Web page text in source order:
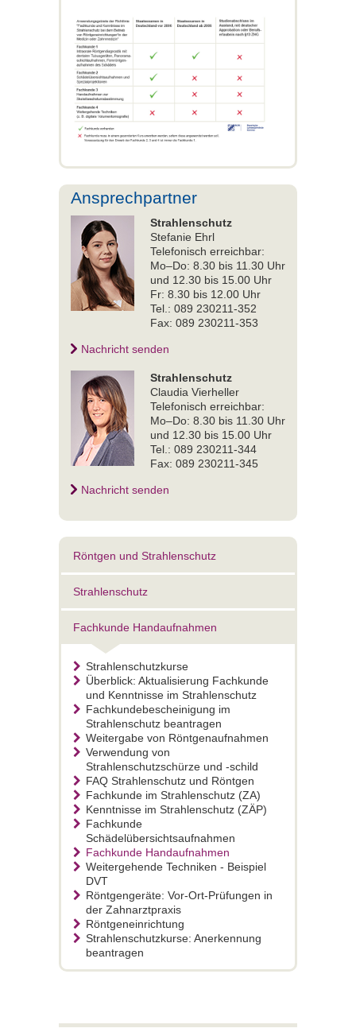
Ansprechpartner
Strahlenschutz
Stefanie Ehrl
Telefonisch erreichbar:
Mo–Do: 8.30 bis 11.30 Uhr
und 12.30 bis 15.00 Uhr
Fr: 8.30 bis 12.00 Uhr
Tel.: 089 230211-352
Fax: 089 230211-353
Nachricht senden
Strahlenschutz
Claudia Vierheller
Telefonisch erreichbar:
Mo–Do: 8.30 bis 11.30 Uhr
und 12.30 bis 15.00 Uhr
Tel.: 089 230211-344
Fax: 089 230211-345
Nachricht senden
Röntgen und Strahlenschutz
Strahlenschutz
Fachkunde Handaufnahmen
Strahlenschutzkurse
Überblick: Aktualisierung Fachkunde
und Kenntnisse im Strahlenschutz
Fachkundebescheinigung im
Strahlenschutz beantragen
Weitergabe von Röntgenaufnahmen
Verwendung von
Strahlenschutzschürze und -schild
FAQ Strahlenschutz und Röntgen
Fachkunde im Strahlenschutz (ZA)
Kenntnisse im Strahlenschutz (ZÄP)
Fachkunde
Schädelübersichtsaufnahmen
Fachkunde Handaufnahmen
Weitergehende Techniken - Beispiel
DVT
Röntgengeräte: Vor-Ort-Prüfungen in
der Zahnarztpraxis
Röntgeneinrichtung
Strahlenschutzkurse: Anerkennung
beantragen